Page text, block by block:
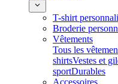
T-shirt
Broderie
Vêtements
Tous les
shirtsVestes et
sportDurables